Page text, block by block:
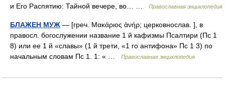
и Его Распятию: Тайной вечере, во… …
Православная энциклопедия
БЛАЖЕН МУЖ — [греч. Μακάριος ἀνήρ; церковнослав. ], в
правосл. богослужении название 1 й кафизмы Псалтири (Пс 1
8) или ее 1 й «славы» (1 й трети, «1 го антифона» Пс 1 3) по
начальным словам Пс 1. 1: « …
Православная энциклопедия